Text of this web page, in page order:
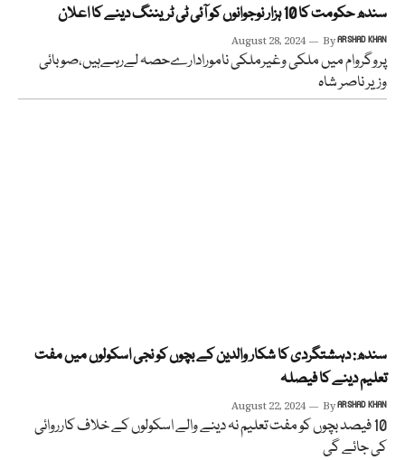
سندھ حکومت کا 10 ہزار نوجوانوں کو آئی ٹی ٹریننگ دینے کا اعلان
August 28, 2024 ByARSHAD KHAN
پروگروام میں ملکی وغیرملکی نامورادارےحصہ لےرہےہیں،صوبائی
وزیر ناصر شاہ
سندھ: دہشتگردی کا شکار والدین کے بچوں کو نجی اسکولوں میں مفت
تعلیم دینے کا فیصلہ
August 22, 2024 ByARSHAD KHAN
10 فیصد بچوں کو مفت تعلیم نہ دینے والے اسکولوں کے خلاف کارروائی
کی جائے گی